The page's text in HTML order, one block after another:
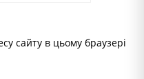
сайту в цьому браузері